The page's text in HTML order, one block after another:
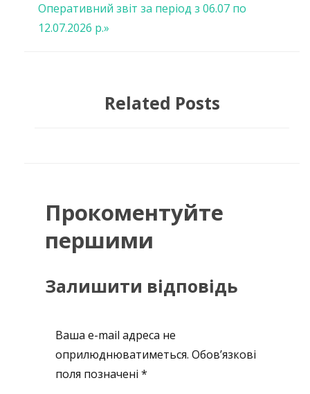
Оперативний звіт за період з 06.07 по
12.07.2026 р.»
Related Posts
Прокоментуйте
першими
Залишити відповідь
Ваша e-mail адреса не
оприлюднюватиметься. Обов’язкові
поля позначені *